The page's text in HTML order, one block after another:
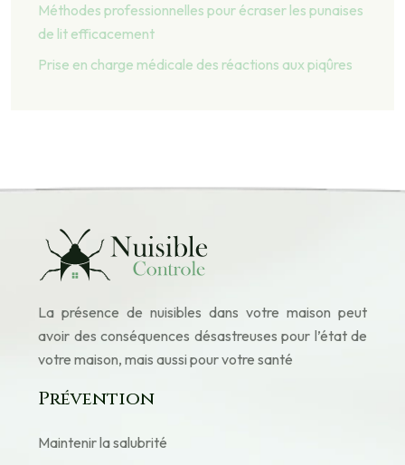
Méthodes professionnelles pour écraser les punaises
de lit efficacement
Prise en charge médicale des réactions aux piqûres
La présence de nuisibles dans votre maison peut
avoir des conséquences désastreuses pour l’état de
votre maison, mais aussi pour votre santé
Prévention
Maintenir la salubrité